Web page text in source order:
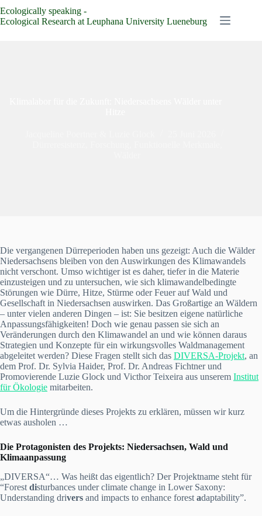
Inhalt
springen
Ecologically speaking -
Ecological Research at Leuphana University Lueneburg
Die vergangenen Dürreperioden haben uns gezeigt: Auch die Wälder
Niedersachsens bleiben von den Auswirkungen des Klimawandels
nicht verschont. Umso wichtiger ist es daher, tiefer in die Materie
einzusteigen und zu untersuchen, wie sich klimawandelbedingte
Störungen wie Dürre, Hitze, Stürme oder Feuer auf Wald und
Gesellschaft in Niedersachsen auswirken. Das Großartige an Wäldern
– unter vielen anderen Dingen – ist: Sie besitzen eigene natürliche
Anpassungsfähigkeiten! Doch wie genau passen sie sich an
Veränderungen durch den Klimawandel an und wie können daraus
Strategien und Konzepte für ein wirkungsvolles Waldmanagement
abgeleitet werden? Diese Fragen stellt sich das DIVERSA-Projekt, an
dem Prof. Dr. Sylvia Haider, Prof. Dr. Andreas Fichtner und
Promovierende Luzie Glock und Victhor Teixeira aus unserem Institut
für Ökologie mitarbeiten.
Um die Hintergründe dieses Projekts zu erklären, müssen wir kurz
etwas ausholen …
Die Protagonisten des Projekts: Niedersachsen, Wald und
Klimaanpassung
„DIVERSA“… Was heißt das eigentlich? Der Projektname steht für
“Forest disturbances under climate change in Lower Saxony:
Understanding drivers and impacts to enhance forest adaptability”.